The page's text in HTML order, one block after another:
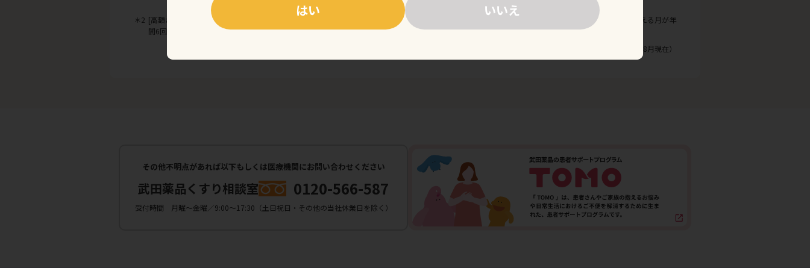
＊2 [高額かつ長期]とは、月ごとの医療費総額が5万円を超える月が年間6回以上あるもの（例えば医療保険の2割負担の場合、医療費の自己負担が1万円を超える月が年
間6回以上）
（2025年8月現在）
その他不明点があれば以下もしくは医療機関にお問い合わせください
武田薬品くすり相談室 0120-566-587
受付時間 月曜〜金曜／9:00〜17:30（土日祝日・その他の当社休業日を除く）
はい いいえ